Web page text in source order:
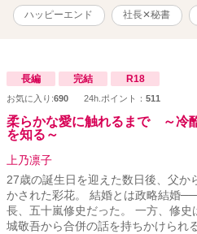
越えてゆく大長編です。 ※ 未熟
ーンライトノベルス様、エブリスタ
います。香澄が少し可哀想な目に
紙はニジジャーニーを使用しました。
ハッピーエンド 社長✕秘書
長編 完結 R18
お気に入り:690 24h.ポイント： 511
柔らかな愛に触れるまで ～冷
を知る～
上乃凛子
27歳の誕生日を迎えた数日後、父か
かされた彩花。 結婚とは政略結婚
長、五十嵐修史だった。 一方、修
城敬吾から合併の話を持ちかけられ